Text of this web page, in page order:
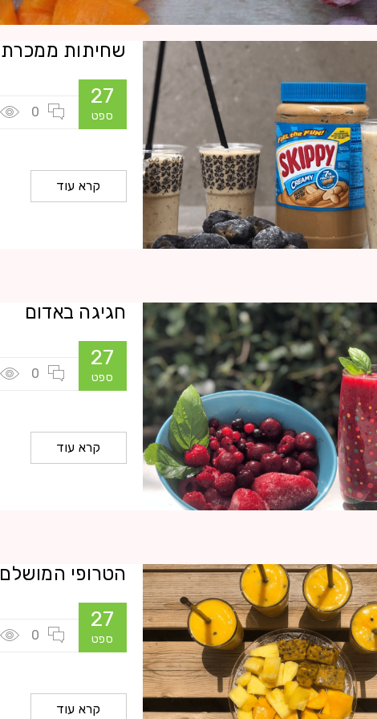
שחיתות ממכרת
27
ספט 0
קרא עוד
חגיגה באדום
27
ספט 0
קרא עוד
הטרופי המושלם
27
ספט 0
קרא עוד
0
כל יום , או